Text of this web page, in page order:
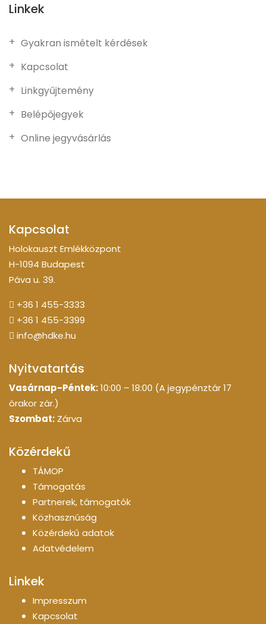
Linkek
Gyakran ismételt kérdések
Kapcsolat
Linkgyűjtemény
Belépőjegyek
Online jegyvásárlás
Kapcsolat
Holokauszt Emlékközpont
H-1094 Budapest
Páva u. 39.
+36 1 455-3333
+36 1 455-3399
info@hdke.hu
Nyitvatartás
Vasárnap-Péntek:10:00 – 18:00 (A jegypénztár 17
órakor zár.)
Szombat: Zárva
Közérdekű
TÁMOP
Támogatás
Partnerek, támogatók
Közhasznúság
Közérdekű adatok
Adatvédelem
Linkek
Impresszum
Kapcsolat